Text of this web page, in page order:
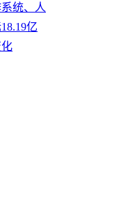
统、人
亿